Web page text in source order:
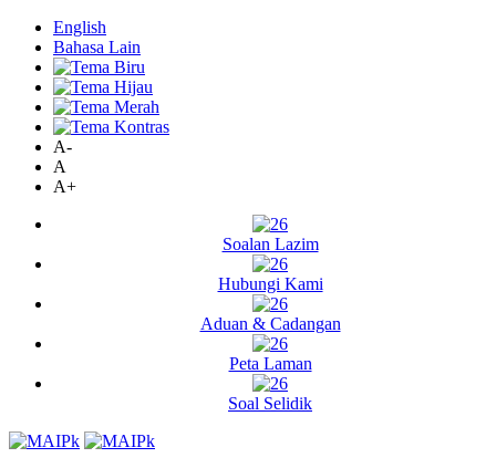
English
Bahasa Lain
A-
A
A+
Soalan Lazim
Hubungi Kami
Aduan & Cadangan
Peta Laman
Soal Selidik